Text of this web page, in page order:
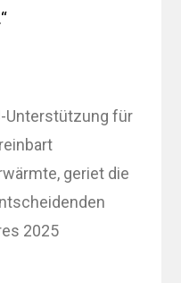
Unterstützung für
geriet die
2025